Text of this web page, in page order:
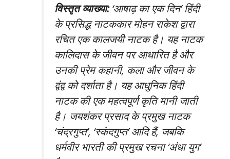
विस्तृत व्याख्या:‘आषाढ़ का एक दिन’ हिंदी
के प्रसिद्ध नाटककार मोहन राकेश द्वारा
रचित एक कालजयी नाटक है। यह नाटक
कालिदास के जीवन पर आधारित है और
उनकी प्रेम कहानी, कला और जीवन के
द्वंद्व को दर्शाता है। यह आधुनिक हिंदी
नाटक की एक महत्वपूर्ण कृति मानी जाती
है। जयशंकर प्रसाद के प्रमुख नाटक
‘चंद्रगुप्त’, ‘स्कंदगुप्त’ आदि हैं, जबकि
धर्मवीर भारती की प्रमुख रचना ‘अंधा युग’